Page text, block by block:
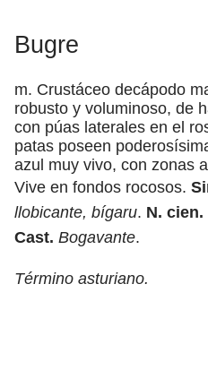
Bugre
m. Crustáceo decápodo
robusto y voluminoso, de
con púas laterales en el
patas poseen
azul muy vivo, con zonas
Vive en fondos rocosos.
llobicante, bígaru. N. cien.
Cast. Bogavante.
Término asturiano.